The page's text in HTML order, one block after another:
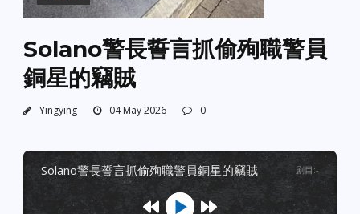
Solano警長誓言抓偷殉職警員
銅星的竊賊
Yingying 04 May 2026 0
solano警長誓言抓偷殉職警員銅星的竊賊 剧目 :-